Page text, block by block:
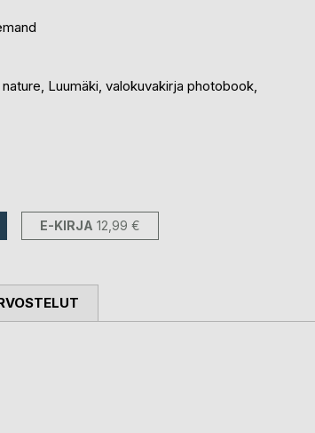
Luumäki, valokuvakirja photobook,
E-KIRJA 12,99 €